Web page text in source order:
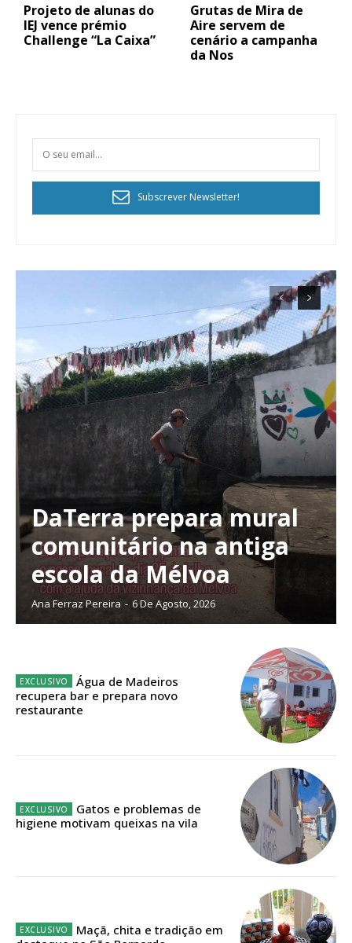
Planos de Assinatura
Faça-se assinante do Região de Cister e ajude-nos a manter este serviço
Sendo assinante terá acesso a todos os conteúdos exclusivos e versões
Escolha o plano de assinatura desejado:
ASSINATURA
Projeto de alunas do
IEJ vence prémio
Challenge “La Caixa”
Grutas de Mira de
Aire servem de
cenário a campanha
da Nos
Subscrever Newsletter!
DaTerra prepara mural
comunitário na antiga
escola da Mélvoa
Ana Ferraz Pereira - 6 De Agosto, 2026
Água de Madeiros
recupera bar e prepara novo
restaurante
Gatos e problemas de
higiene motivam queixas na vila
Maçã, chita e tradição em